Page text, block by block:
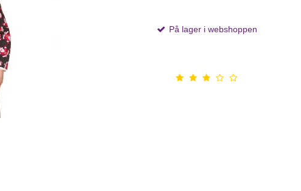
På lager i webshoppen